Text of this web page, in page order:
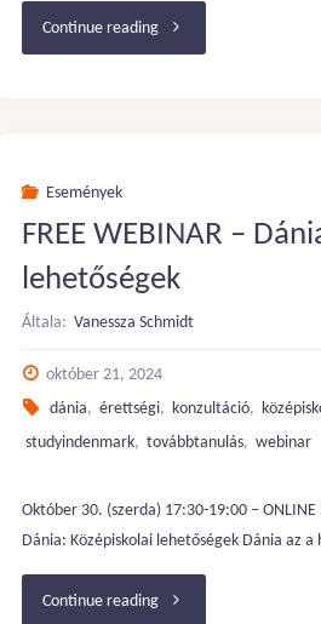
Continue reading"Díjmentes
(Ingyenes
online
Események
FREE WEBINAR –
lehetőségek
Általa: Vanessza Schmidt
október 21, 2024
dánia, érettségi, konzultáció,
studyindenmark, továbbtanulás, webinar
Október 30. (szerda) 17:30-19:00 – ONLINE
Dánia: Középiskolai lehetőségek Dánia az
Continue reading"FREE